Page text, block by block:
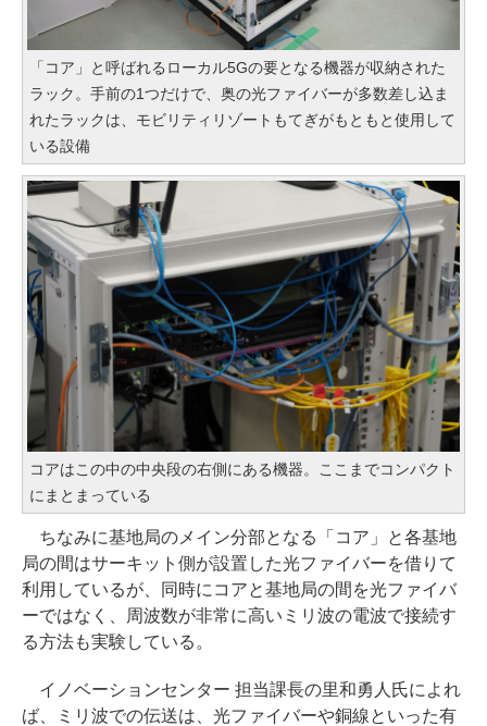
「コア」と呼ばれるローカル5Gの要となる機器が収納された
ラック。手前の1つだけで、奥の光ファイバーが多数差し込ま
れたラックは、モビリティリゾートもてぎがもともと使用して
いる設備
コアはこの中の中央段の右側にある機器。ここまでコンパクト
にまとまっている
ちなみに基地局のメイン分部となる「コア」と各基地
局の間はサーキット側が設置した光ファイバーを借りて
利用しているが、同時にコアと基地局の間を光ファイバ
ーではなく、周波数が非常に高いミリ波の電波で接続す
る方法も実験している。
イノベーションセンター 担当課長の里和勇人氏によれ
ば、ミリ波での伝送は、光ファイバーや銅線といった有